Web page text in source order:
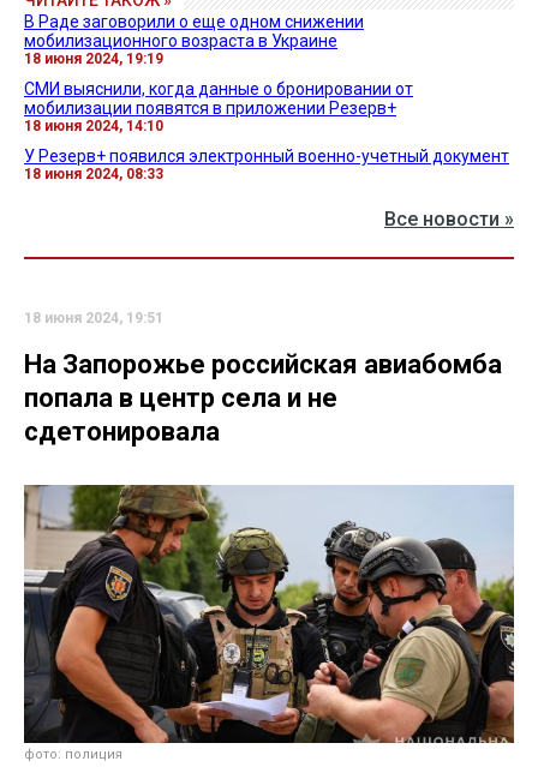
В Раде заговорили о еще одном снижении
мобилизационного возраста в Украине
18 июня 2024, 19:19
СМИ выяснили, когда данные о бронировании от
мобилизации появятся в приложении Резерв+
18 июня 2024, 14:10
У Резерв+ появился электронный военно-учетный документ
18 июня 2024, 08:33
Все новости »
18 июня 2024, 19:51
На Запорожье российская авиабомба
попала в центр села и не
сдетонировала
фото: полиция